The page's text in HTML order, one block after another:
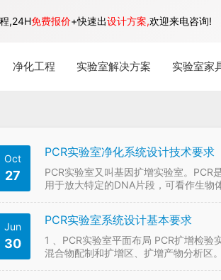
净化工程 实验室解决方案 实验室家
Oct
27
PCR实验室净化系统设计技术要求
PCR实验室又叫基因扩增实验室。PCR
用于放大特定的DNA片段，可看作生物
Jun
30
PCR实验室系统设计基本要求
1 、PCR实验室平面布局 PCR扩增检
混合物配制和扩增区、扩增产物分析区
,24H免费报价+快速出设计方案,欢迎来电咨询!